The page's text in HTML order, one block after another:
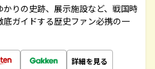
りの史跡、展示施設など、戦国時
ガイドする歴史ファン必携の一
詳細を見る